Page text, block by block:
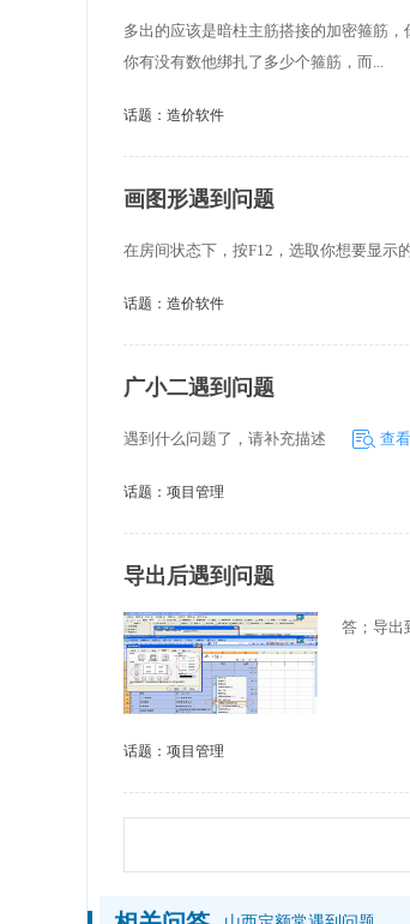
多出的应该是暗柱主筋搭接的加密箍筋
你有没有数他绑扎了多少个箍筋，而...
话题： 造价软件
画图形遇到问题
在房间状态下，按F12，选取你想要显示
话题： 造价软件
广小二遇到问题
遇到什么问题了，请补充描述 查
话题： 项目管理
导出后遇到问题
答；导出
话题： 项目管理